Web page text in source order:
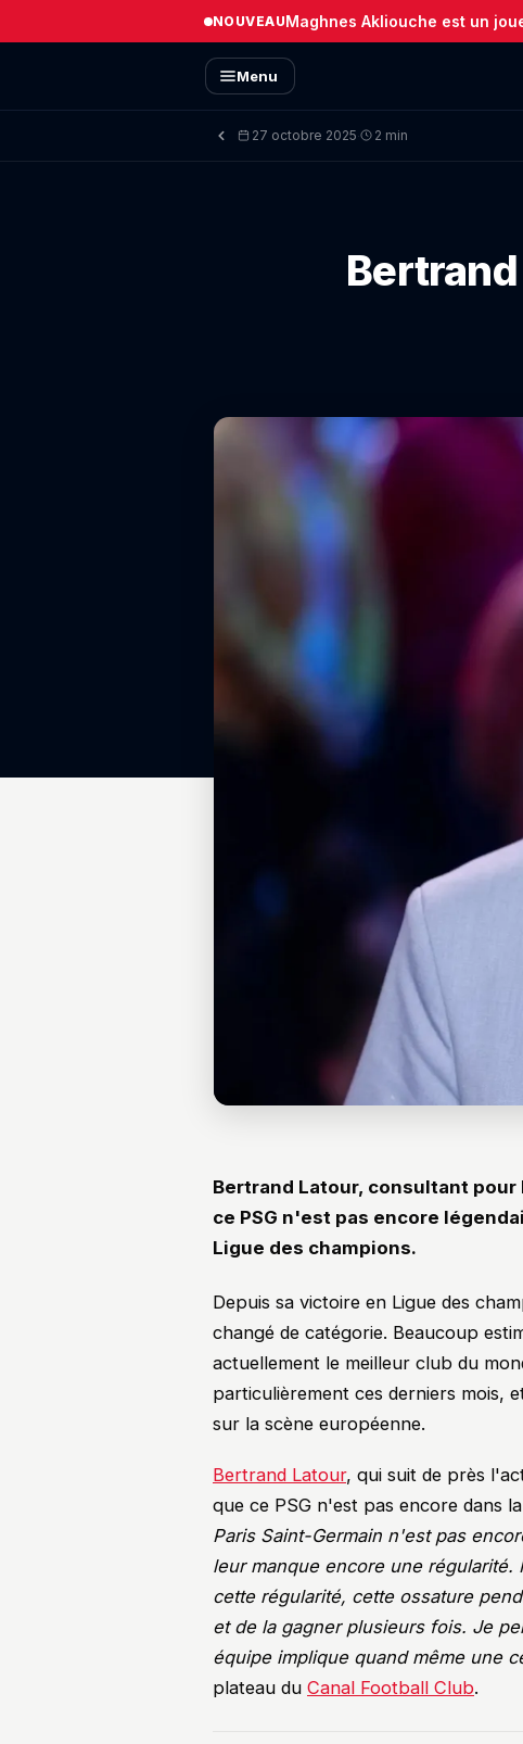
NOUVEAUMaghnes Akliouche est un
Menu
27 octobre 2025· 2 min
Bertrand Latour, consultant
ce PSG n'est pas encore
Ligue des champions.
Depuis sa victoire en Ligue des
changé de catégorie. Beaucoup
actuellement le meilleur club du
particulièrement ces derniers mois,
sur la scène européenne.
Bertrand Latour, qui suit de près
que ce PSG n'est pas encore dans
Paris Saint-Germain n'est pas
leur manque encore une régularité.
cette régularité, cette ossature
et de la gagner plusieurs fois. Je
équipe implique quand même une
plateau du Canal Football Club.